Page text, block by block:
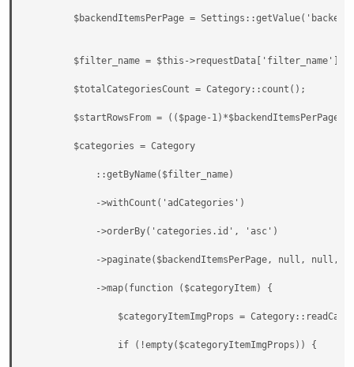
$backendItemsPerPage =
$filter_name = $this->requestData['filter_name']
        $totalCategoriesCount = Category::count();
        $startRowsFrom = (($page-1)*$backendItemsPerPage);
        $categories = Category
            ::getByName($filter_name)
            ->withCount('adCategories')
            ->orderBy('categories.id', 'asc')
->paginate($backendItemsPerPage, null, null,
            ->map(function ($categoryItem) {
$categoryItemImgProps =
                if (!empty($categoryItemImgProps)) {